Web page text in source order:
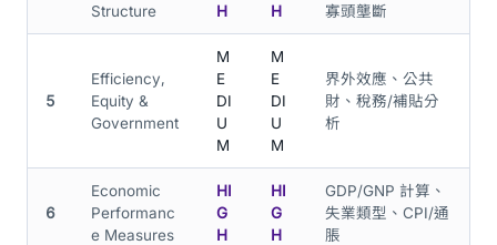
Structure
H
H
寡頭壟斷
5
Efficiency,
Equity &
Government
M
E
DI
U
M
M
E
DI
U
M
界外效應、公共
財、稅務/補貼分
析
6
Economic
Performanc
e Measures
HI
G
H
HI
G
H
GDP/GNP 計算、
失業類型、CPI/通
脹